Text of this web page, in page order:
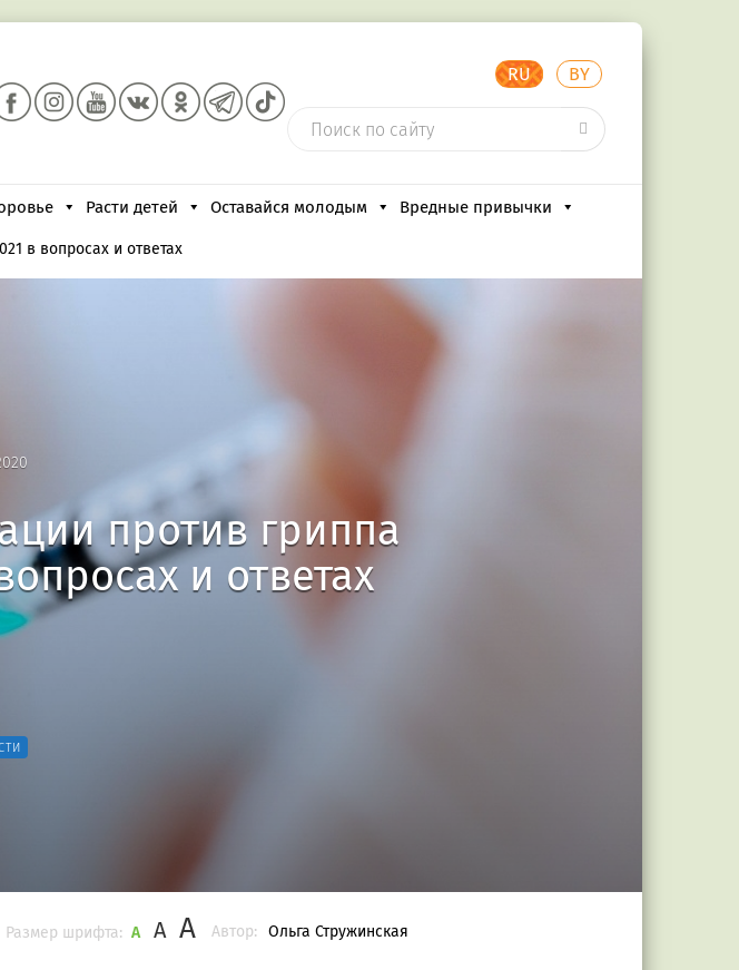
RU BY
Расти детей Оставайся молодым Вредные привычки
в вопросах и ответах
против гриппа
и ответах
Автор: Ольга Стружинская
Размер шрифта: A A A